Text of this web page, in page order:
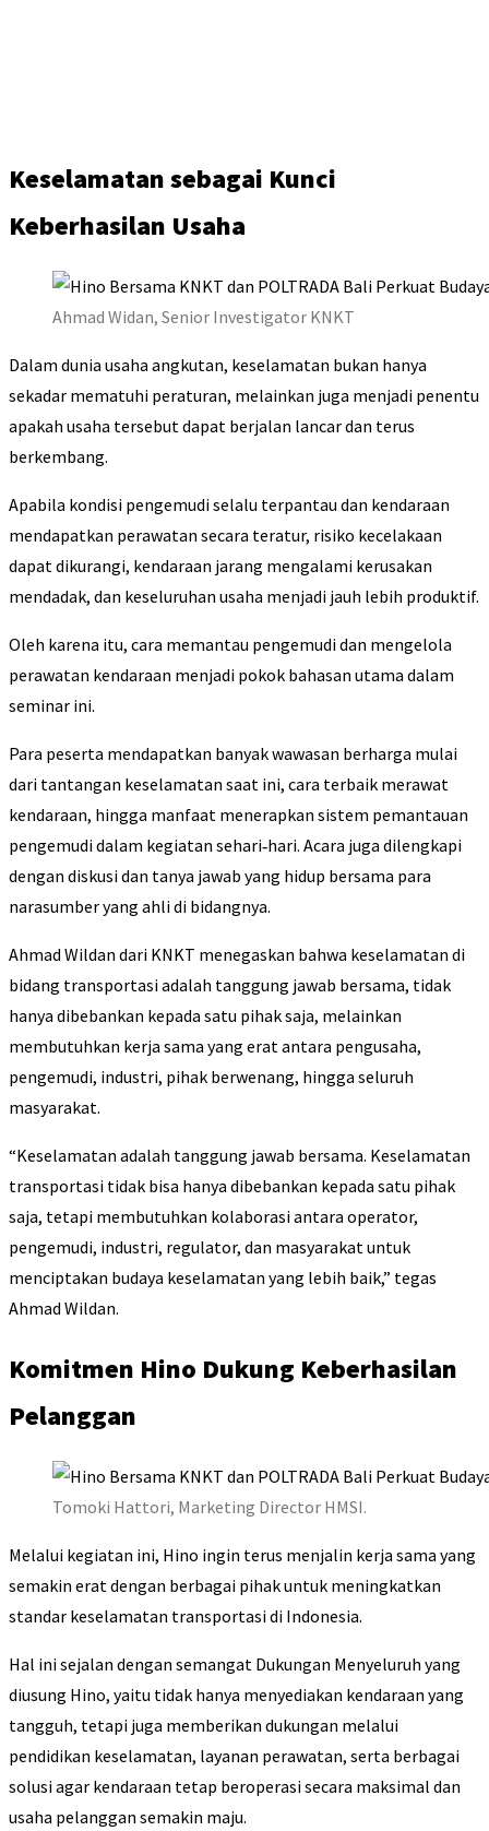
Keselamatan sebagai Kunci
Keberhasilan Usaha
Ahmad Widan, Senior Investigator KNKT
Dalam dunia usaha angkutan, keselamatan bukan hanya
sekadar mematuhi peraturan, melainkan juga menjadi penentu
apakah usaha tersebut dapat berjalan lancar dan terus
berkembang.
Apabila kondisi pengemudi selalu terpantau dan kendaraan
mendapatkan perawatan secara teratur, risiko kecelakaan
dapat dikurangi, kendaraan jarang mengalami kerusakan
mendadak, dan keseluruhan usaha menjadi jauh lebih produktif.
Oleh karena itu, cara memantau pengemudi dan mengelola
perawatan kendaraan menjadi pokok bahasan utama dalam
seminar ini.
Para peserta mendapatkan banyak wawasan berharga mulai
dari tantangan keselamatan saat ini, cara terbaik merawat
kendaraan, hingga manfaat menerapkan sistem pemantauan
pengemudi dalam kegiatan sehari‑hari. Acara juga dilengkapi
dengan diskusi dan tanya jawab yang hidup bersama para
narasumber yang ahli di bidangnya.
Ahmad Wildan dari KNKT menegaskan bahwa keselamatan di
bidang transportasi adalah tanggung jawab bersama, tidak
hanya dibebankan kepada satu pihak saja, melainkan
membutuhkan kerja sama yang erat antara pengusaha,
pengemudi, industri, pihak berwenang, hingga seluruh
masyarakat.
“Keselamatan adalah tanggung jawab bersama. Keselamatan
transportasi tidak bisa hanya dibebankan kepada satu pihak
saja, tetapi membutuhkan kolaborasi antara operator,
pengemudi, industri, regulator, dan masyarakat untuk
menciptakan budaya keselamatan yang lebih baik,” tegas
Ahmad Wildan.
Komitmen Hino Dukung Keberhasilan
Pelanggan
Tomoki Hattori, Marketing Director HMSI.
Melalui kegiatan ini, Hino ingin terus menjalin kerja sama yang
semakin erat dengan berbagai pihak untuk meningkatkan
standar keselamatan transportasi di Indonesia.
Hal ini sejalan dengan semangat Dukungan Menyeluruh yang
diusung Hino, yaitu tidak hanya menyediakan kendaraan yang
tangguh, tetapi juga memberikan dukungan melalui
pendidikan keselamatan, layanan perawatan, serta berbagai
solusi agar kendaraan tetap beroperasi secara maksimal dan
usaha pelanggan semakin maju.